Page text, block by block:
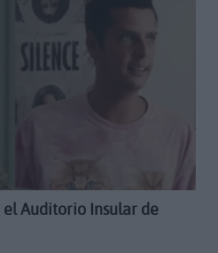
Auditorio Insular de